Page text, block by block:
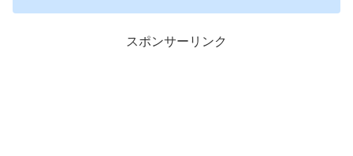
スポンサーリンク